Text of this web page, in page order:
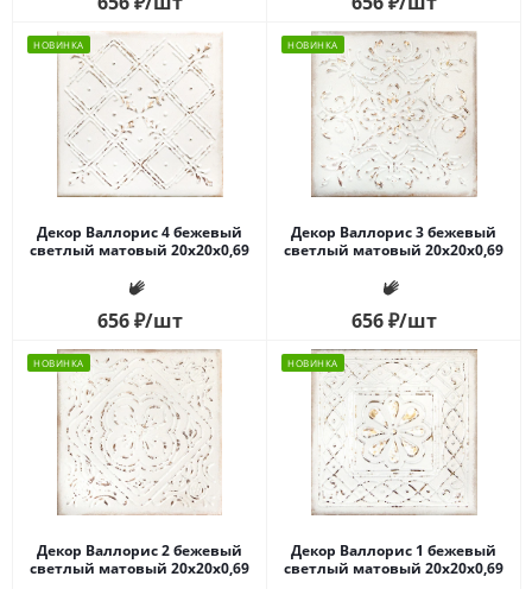
НОВИНКА
Декор Валлорис 4 бежевый
светлый матовый 20x20x0,69
656₽/шт
НОВИНКА
Декор Валлорис 3 бежевый
светлый матовый 20x20x0,69
656₽/шт
НОВИНКА
Декор Валлорис 2 бежевый
светлый матовый 20x20x0,69
НОВИНКА
Декор Валлорис 1 бежевый
светлый матовый 20x20x0,69